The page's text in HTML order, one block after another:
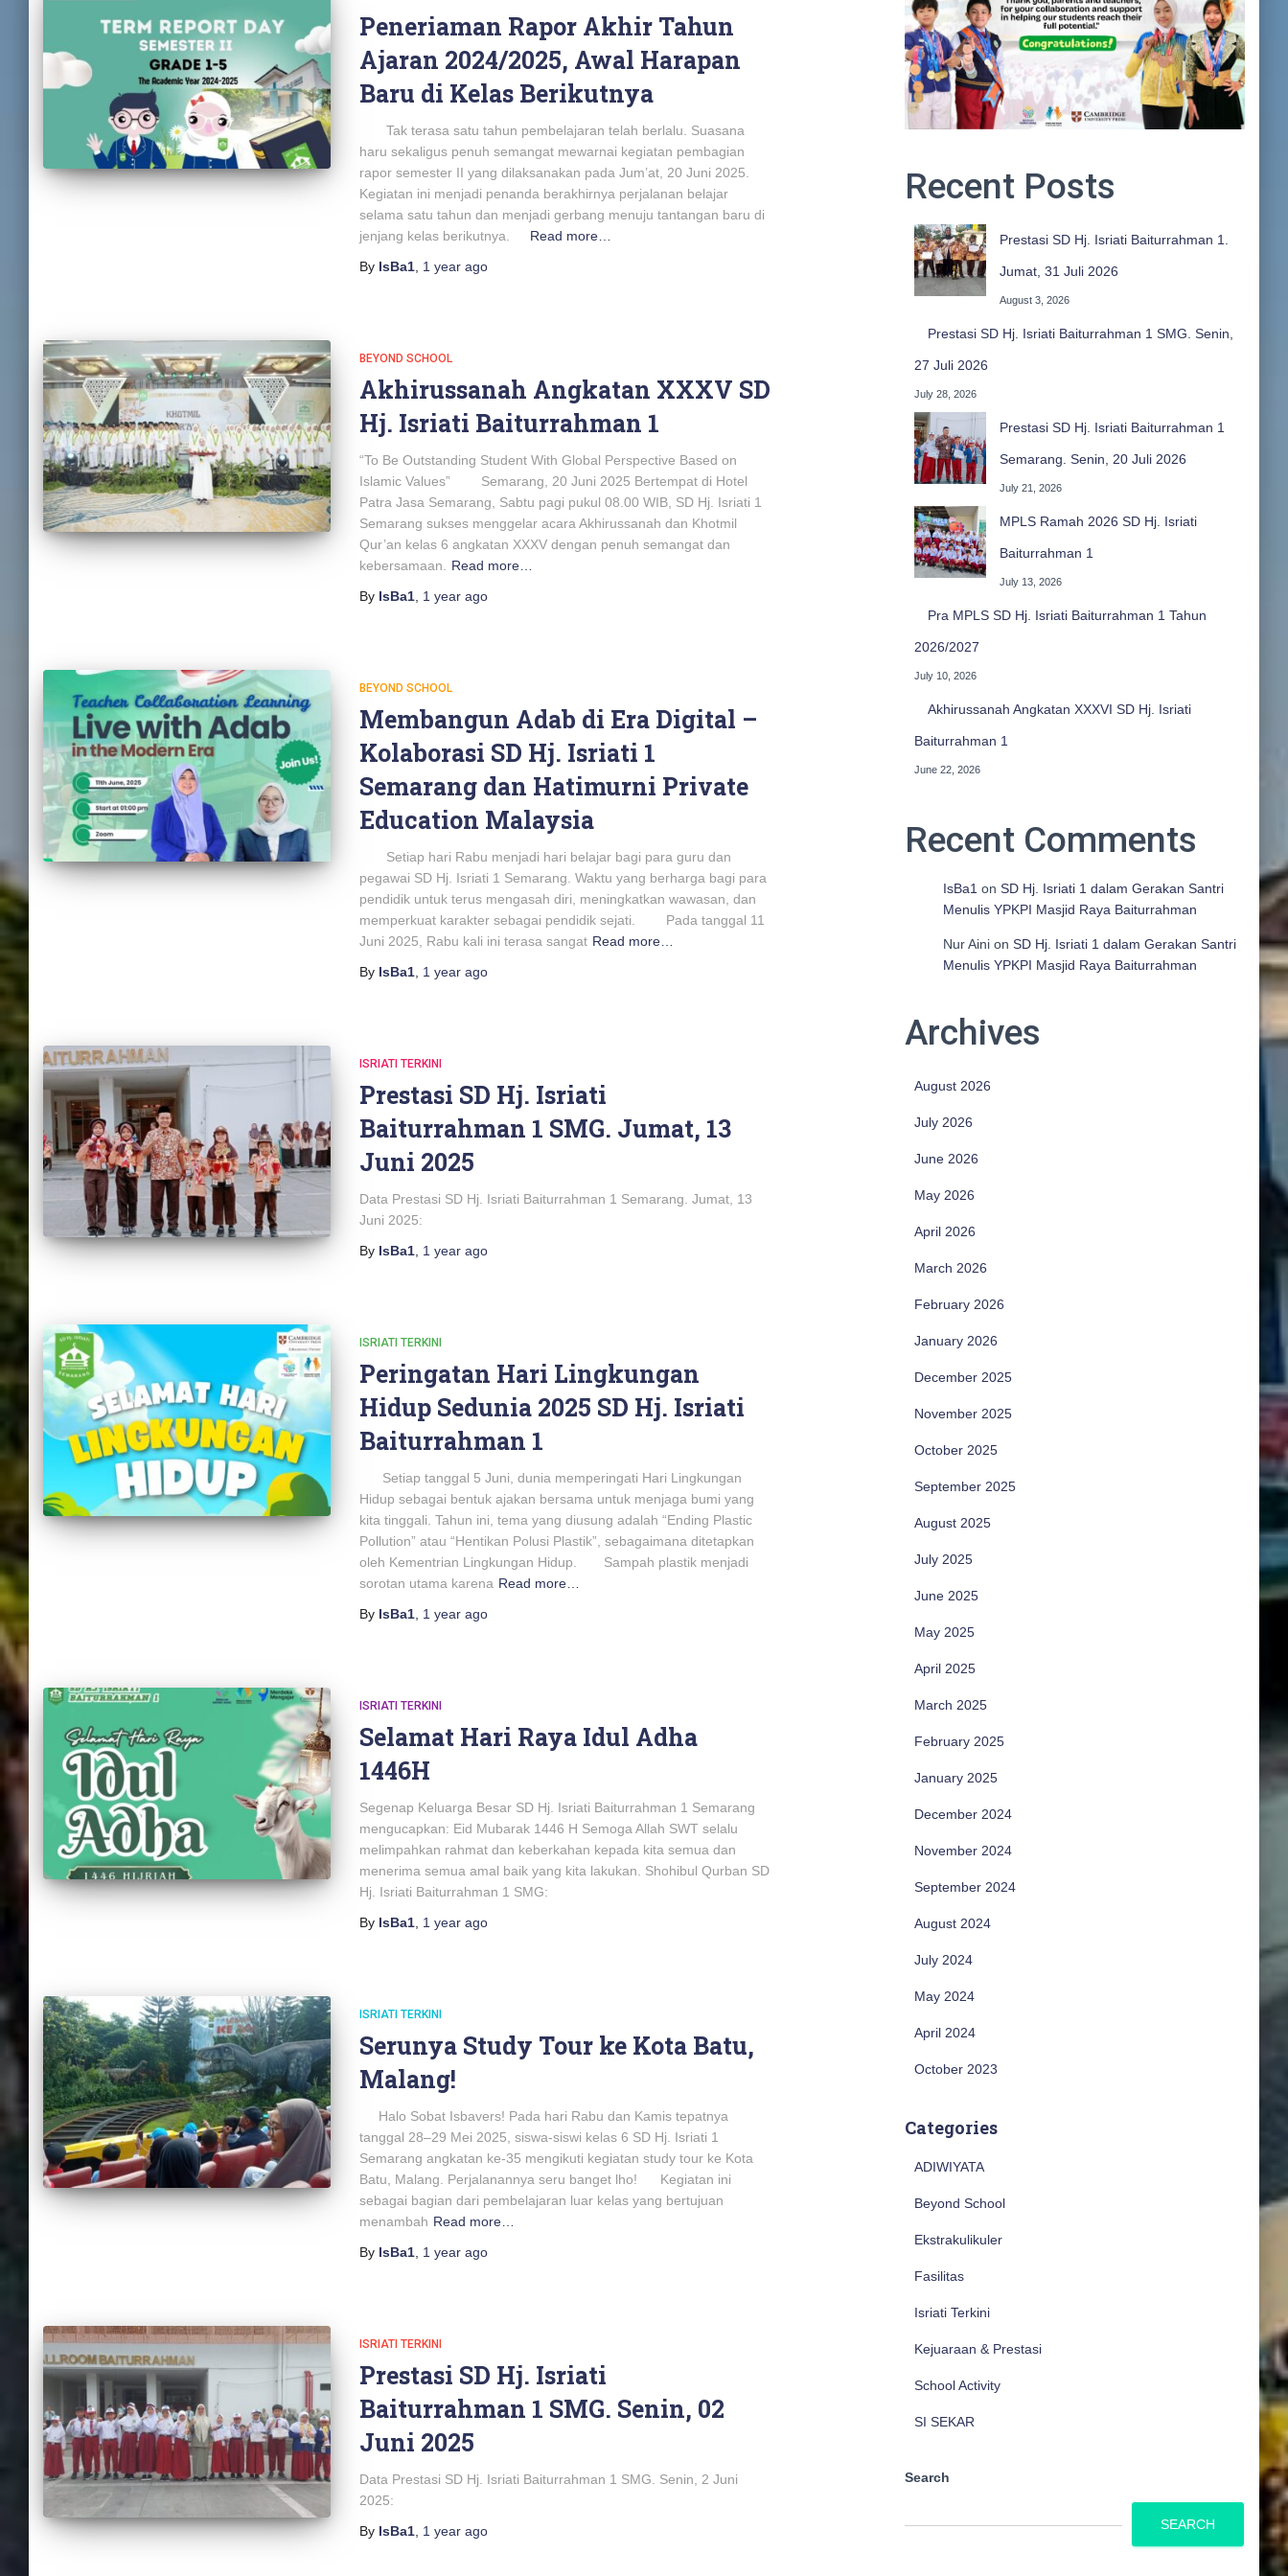
Peneriaman Rapor Akhir Tahun
Ajaran 2024/2025, Awal Harapan
Baru di Kelas Berikutnya
Tak terasa satu tahun pembelajaran telah berlalu. Suasana
haru sekaligus penuh semangat mewarnai kegiatan pembagian
rapor semester II yang dilaksanakan pada Jum’at, 20 Juni 2025.
Kegiatan ini menjadi penanda berakhirnya perjalanan belajar
selama satu tahun dan menjadi gerbang menuju tantangan baru di
jenjang kelas berikutnya.
Read more…
By IsBa1, 1 yearago
BEYOND SCHOOL
Akhirussanah Angkatan XXXV SD
Hj. Isriati Baiturrahman 1
“To Be Outstanding Student With Global Perspective Based on
Islamic Values” Semarang, 20 Juni 2025 Bertempat di Hotel
Patra Jasa Semarang, Sabtu pagi pukul 08.00 WIB, SD Hj. Isriati 1
Semarang sukses menggelar acara Akhirussanah dan Khotmil
Qur’an kelas 6 angkatan XXXV dengan penuh semangat dan
kebersamaan.
Read more…
By IsBa1, 1 yearago
BEYOND SCHOOL
Membangun Adab di Era Digital –
Kolaborasi SD Hj. Isriati 1
Semarang dan Hatimurni Private
Education Malaysia
Setiap hari Rabu menjadi hari belajar bagi para guru dan
pegawai SD Hj. Isriati 1 Semarang. Waktu yang berharga bagi para
pendidik untuk terus mengasah diri, meningkatkan wawasan, dan
memperkuat karakter sebagai pendidik sejati. Pada tanggal 11
Juni 2025, Rabu kali ini terasa sangat Read more…
By IsBa1, 1 yearago
ISRIATI TERKINI
Prestasi SD Hj. Isriati
Baiturrahman 1 SMG. Jumat, 13
Juni 2025
Data Prestasi SD Hj. Isriati Baiturrahman 1 Semarang. Jumat, 13
Juni 2025:
By IsBa1, 1 yearago
ISRIATI TERKINI
Peringatan Hari Lingkungan
Hidup Sedunia 2025 SD Hj. Isriati
Baiturrahman 1
Setiap tanggal 5 Juni, dunia memperingati Hari Lingkungan
Hidup sebagai bentuk ajakan bersama untuk menjaga bumi yang
kita tinggali. Tahun ini, tema yang diusung adalah “Ending Plastic
Pollution” atau “Hentikan Polusi Plastik”, sebagaimana ditetapkan
oleh Kementrian Lingkungan Hidup. Sampah plastik menjadi
sorotan utama karena Read more…
By IsBa1, 1 yearago
ISRIATI TERKINI
Selamat Hari Raya Idul Adha
1446H
Segenap Keluarga Besar SD Hj. Isriati Baiturrahman 1 Semarang
mengucapkan: Eid Mubarak 1446 H Semoga Allah SWT selalu
melimpahkan rahmat dan keberkahan kepada kita semua dan
menerima semua amal baik yang kita lakukan. Shohibul Qurban SD
Hj. Isriati Baiturrahman 1 SMG:
By IsBa1, 1 yearago
ISRIATI TERKINI
Serunya Study Tour ke Kota Batu,
Malang!
Halo Sobat Isbavers! Pada hari Rabu dan Kamis tepatnya
tanggal 28–29 Mei 2025, siswa-siswi kelas 6 SD Hj. Isriati 1
Semarang angkatan ke-35 mengikuti kegiatan study tour ke Kota
Batu, Malang. Perjalanannya seru banget lho! Kegiatan ini
sebagai bagian dari pembelajaran luar kelas yang bertujuan
menambah Read more…
By IsBa1, 1 yearago
ISRIATI TERKINI
Prestasi SD Hj. Isriati
Baiturrahman 1 SMG. Senin, 02
Juni 2025
Data Prestasi SD Hj. Isriati Baiturrahman 1 SMG. Senin, 2 Juni
2025:
By IsBa1, 1 yearago
Recent Posts
Prestasi SD Hj. Isriati Baiturrahman 1.
Jumat, 31 Juli 2026
August 3, 2026
Prestasi SD Hj. Isriati Baiturrahman 1 SMG. Senin,
27 Juli 2026
July 28, 2026
Prestasi SD Hj. Isriati Baiturrahman 1
Semarang. Senin, 20 Juli 2026
July 21, 2026
MPLS Ramah 2026 SD Hj. Isriati
Baiturrahman 1
July 13, 2026
Pra MPLS SD Hj. Isriati Baiturrahman 1 Tahun
2026/2027
July 10, 2026
Akhirussanah Angkatan XXXVI SD Hj. Isriati
Baiturrahman 1
June 22, 2026
Recent Comments
IsBa1 on SD Hj. Isriati 1 dalam Gerakan Santri
Menulis YPKPI Masjid Raya Baiturrahman
Nur Ainion SD Hj. Isriati 1 dalam Gerakan Santri
Menulis YPKPI Masjid Raya Baiturrahman
Archives
August 2026
July 2026
June 2026
May 2026
April 2026
March 2026
February 2026
January 2026
December 2025
November 2025
October 2025
September 2025
August 2025
July 2025
June 2025
May 2025
April 2025
March 2025
February 2025
January 2025
December 2024
November 2024
September 2024
August 2024
July 2024
May 2024
April 2024
October 2023
Categories
ADIWIYATA
Beyond School
Ekstrakulikuler
Fasilitas
Isriati Terkini
Kejuaraan & Prestasi
School Activity
SI SEKAR
Search
SEARCH